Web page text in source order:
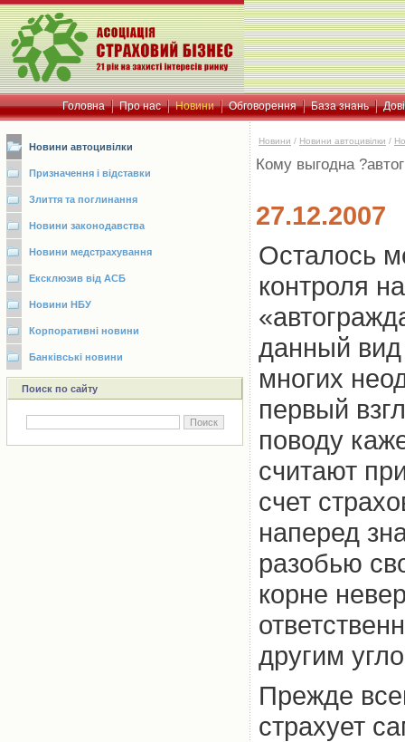
Головна Про нас Новини Обговорення База знань
Новини автоцивілки
Призначення і відставки
Злиття та поглинання
Новини законодавства
Новини медстрахування
Ексклюзив від АСБ
Новини НБУ
Корпоративні новини
Банківські новини
Поиск по сайту
Новини / Новини автоцивілки /
Кому выгодна
27.12.2007
Осталось
контроля
данный вид
многих
первый
поводу
считают
счет
наперед
разобью
корне
другим
Прежде
страхует